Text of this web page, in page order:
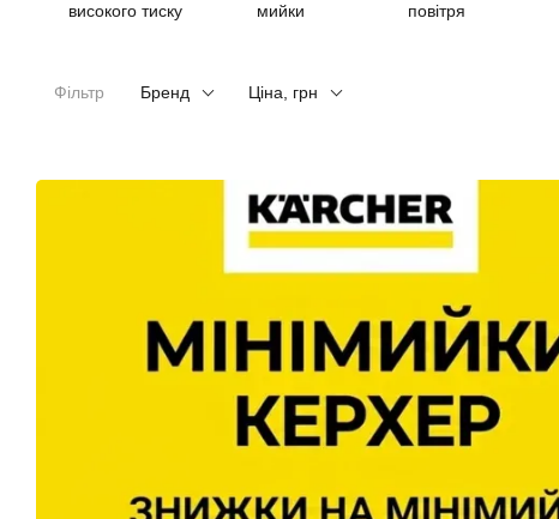
високого тиску
мийки
повітря
Фільтр Бренд Ціна, грн